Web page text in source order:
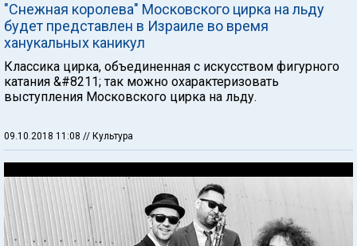
"Снежная королева" Московского цирка на льду
будет представлен в Израиле во время
ханукальных каникул
Классика цирка, объединенная с искусством фигурного
катания &#8211; так можно охарактеризовать
выступления Московского цирка на льду.
09.10.2018 11:08 // Культура